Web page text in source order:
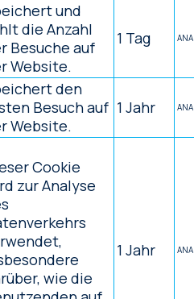
und
die Anzahl
Besuche auf
Website.
1 Tag
den
Besuch auf
Website.
1 Jahr
Cookie
zur Analyse
wie die
1 Jahr